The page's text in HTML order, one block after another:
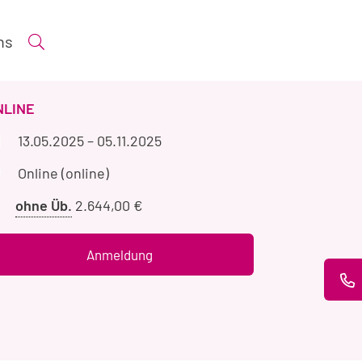
Suche öffnen
Veranstaltungszeitraum
13.05.2025– 05.11.2025
Veranstaltungsort
Online (online)
ohne Üb. Preis
Übernachtung
2.644,00 €
Anmeldung